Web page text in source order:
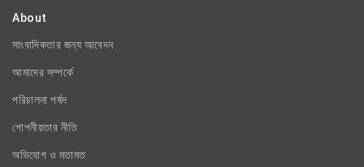
About
সাংবাদিকতার জন্য আবেদন
আমাদের সম্পর্কে
পরিচালনা পর্ষদ
গোপনীয়তার নীতি
অভিযোগ ও মতামত